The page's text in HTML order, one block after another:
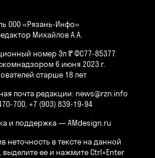
ООО «Рязань-Инфо»
Михайлов А.А.
номер Эл № ФС77-85377
6 июня 2023 г.
старше 18 лет
почта редакции: news@rzn.info
700, +7 (903) 839-19-94
и поддержка —AMdesign.ru
неточность в тексте на данной
выделите ее и нажмите Ctrl+Enter